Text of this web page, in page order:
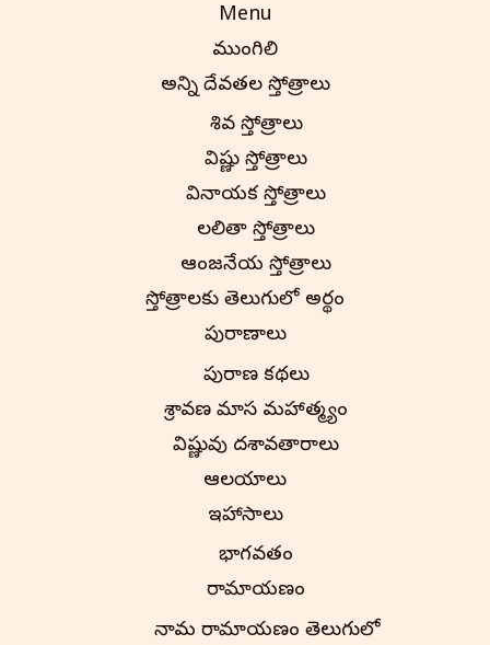
Menu
ముంగిలి
అన్ని దేవతల స్తోత్రాలు
శివ స్తోత్రాలు
విష్ణు స్తోత్రాలు
వినాయక స్తోత్రాలు
లలితా స్తోత్రాలు
ఆంజనేయ స్తోత్రాలు
స్తోత్రాలకు తెలుగులో అర్థం
పురాణాలు
పురాణ కథలు
శ్రావణ మాస మహాత్మ్యం
విష్ణువు దశావతారాలు
ఆలయాలు
ఇతిహాసాలు
భాగవతం
రామాయణం
నామ రామాయణం తెలుగులో